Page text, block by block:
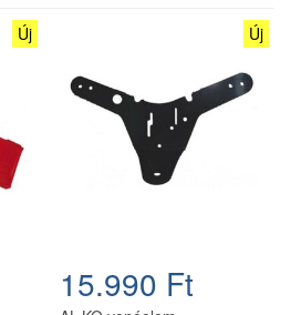
Új Új
15.990 Ft